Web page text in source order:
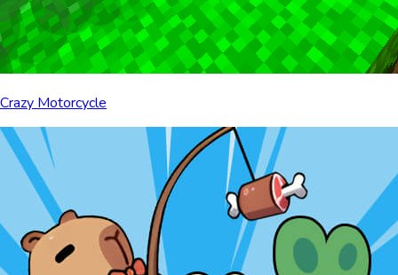
Crazy Motorcycle